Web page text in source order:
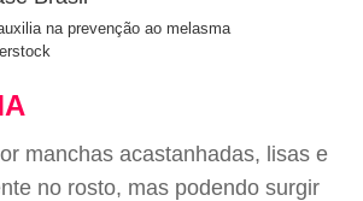
na prevenção ao melasma
manchas acastanhadas, lisas e
no rosto, mas podendo surgir